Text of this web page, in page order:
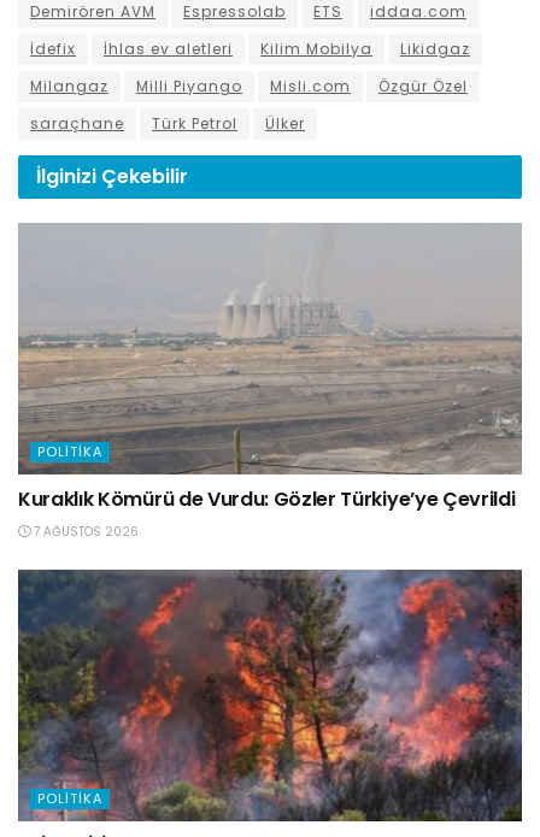
Demirören AVM
Espressolab ETS
iddaa.com
İdefix
İhlas ev aletleri Kilim Mobilya
Likidgaz
Milangaz
Milli Piyango Misli.com
Özgür Özel
saraçhane
Türk Petrol Ülker
İlginizi Çekebilir
POLITIKA
Kuraklık Kömürü de Vurdu: Gözler Türkiye’ye Çevrildi
7 AĞUSTOS 2026
POLITIKA